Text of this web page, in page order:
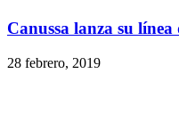
Canussa lanza su línea
28 febrero, 2019